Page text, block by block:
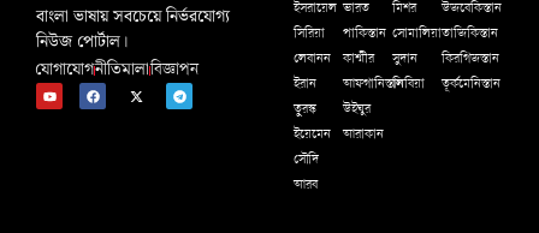
বাংলা ভাষায় সবচেয়ে নির্ভরযোগ্য
নিউজ পোর্টাল।
যোগাযোগনীতিমালাবিজ্ঞাপন
ইসরায়েল
সিরিয়া
লেবানন
ইরান
তুরস্ক
ইয়েমেন
সৌদি
আরব
ভারত
পাকিস্তান
কাশ্মীর
আফগানিস্তান
উইঘুর
আরাকান
মিশর
সোমালিয়া
সুদান
লিবিয়া
উজবেকিস্তান
তাজিকিস্তান
কিরগিজস্তান
তূর্কমেনিস্তান